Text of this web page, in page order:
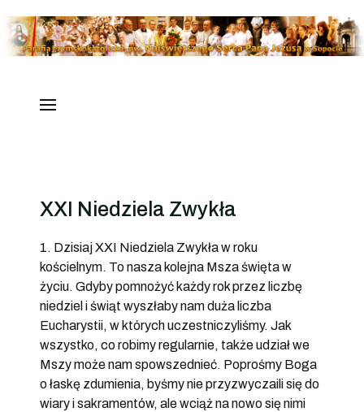
XXI Niedziela Zwykła
1. Dzisiaj XXI Niedziela Zwykła w roku
kościelnym. To nasza kolejna Msza święta w
życiu. Gdyby pomnożyć każdy rok przez liczbę
niedziel i świąt wyszłaby nam duża liczba
Eucharystii, w których uczestniczyliśmy. Jak
wszystko, co robimy regularnie, także udział we
Mszy może nam spowszednieć. Poprośmy Boga
o łaskę zdumienia, byśmy nie przyzwyczaili się do
wiary i sakramentów, ale wciąż na nowo się nimi